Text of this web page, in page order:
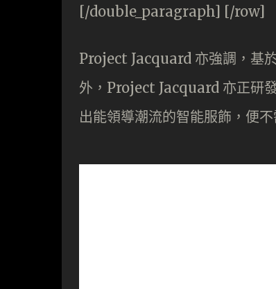
[/double_paragraph] [/row]
Project Jacquard 亦強調，基
外，Project Jacquard 亦正研
出能領導潮流的智能服飾，便